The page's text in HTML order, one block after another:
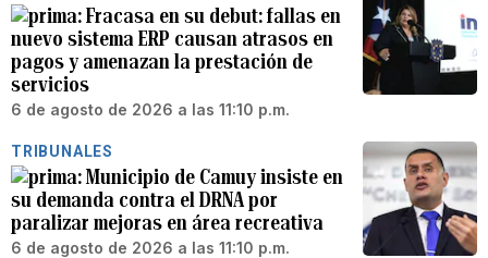
Fracasa en su debut: fallas en
nuevo sistema ERP causan atrasos en
pagos y amenazan la prestación de
servicios
6 de agosto de 2026 a las 11:10 p.m.
TRIBUNALES
Municipio de Camuy insiste en
su demanda contra el DRNA por
paralizar mejoras en área recreativa
6 de agosto de 2026 a las 11:10 p.m.